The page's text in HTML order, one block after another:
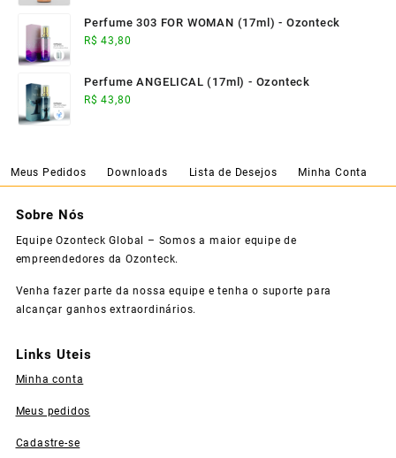
Perfume 303 FOR WOMAN (17ml) - Ozonteck
R$ 43,80
Perfume ANGELICAL (17ml) - Ozonteck
R$ 43,80
Meus Pedidos Downloads Lista de Desejos Minha Conta
Sobre Nós
Equipe Ozonteck Global – Somos a maior equipe de
empreendedores da Ozonteck.
Venha fazer parte da nossa equipe e tenha o suporte para
alcançar ganhos extraordinários.
Links Uteis
Minha conta
Meus pedidos
Cadastre-se